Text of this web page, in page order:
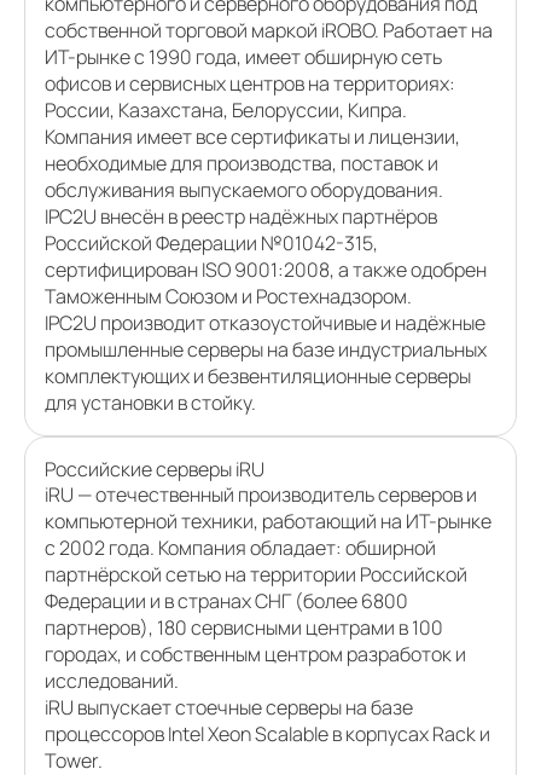
собственной торговой маркой iROBO. Работает на
ИТ-рынке с 1990 года, имеет обширную сеть
офисов и сервисных центров на территориях:
России, Казахстана, Белоруссии, Кипра.
Компания имеет все сертификаты и лицензии,
необходимые для производства, поставок и
обслуживания выпускаемого оборудования.
IPC2U внесён в реестр надёжных партнёров
Российской Федерации №01042-315,
сертифицирован ISO 9001:2008, а также одобрен
Таможенным Союзом и Ростехнадзором.
IPC2U производит отказоустойчивые и надёжные
промышленные серверы на базе индустриальных
комплектующих и безвентиляционные серверы
для установки в стойку.
Российские серверы iRU
iRU — отечественный производитель серверов и
компьютерной техники, работающий на ИТ-рынке
с 2002 года. Компания обладает: обширной
партнёрской сетью на территории Российской
Федерации и в странах СНГ (более 6800
партнеров), 180 сервисными центрами в 100
городах, и собственным центром разработок и
исследований.
iRU выпускает стоечные серверы на базе
процессоров Intel Xeon Scalable в корпусах Rack и
Tower.